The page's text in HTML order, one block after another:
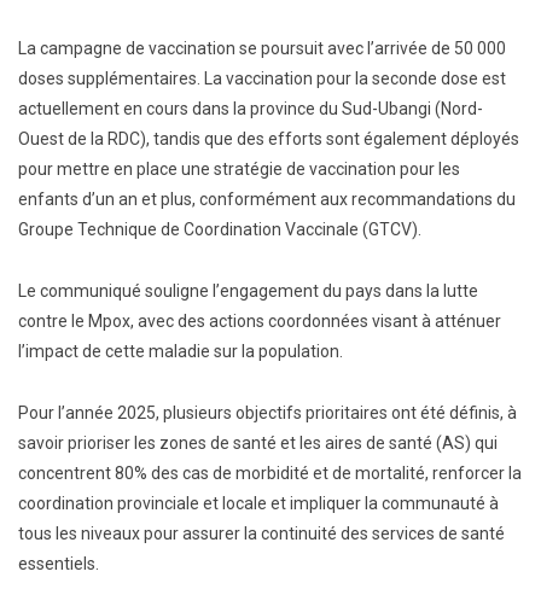
La campagne de vaccination se poursuit avec l’arrivée de 50 000
doses supplémentaires. La vaccination pour la seconde dose est
actuellement en cours dans la province du Sud-Ubangi (Nord-
Ouest de la RDC), tandis que des efforts sont également déployés
pour mettre en place une stratégie de vaccination pour les
enfants d’un an et plus, conformément aux recommandations du
Groupe Technique de Coordination Vaccinale (GTCV).
Le communiqué souligne l’engagement du pays dans la lutte
contre le Mpox, avec des actions coordonnées visant à atténuer
l’impact de cette maladie sur la population.
Pour l’année 2025, plusieurs objectifs prioritaires ont été définis, à
savoir prioriser les zones de santé et les aires de santé (AS) qui
concentrent 80% des cas de morbidité et de mortalité, renforcer la
coordination provinciale et locale et impliquer la communauté à
tous les niveaux pour assurer la continuité des services de santé
essentiels.